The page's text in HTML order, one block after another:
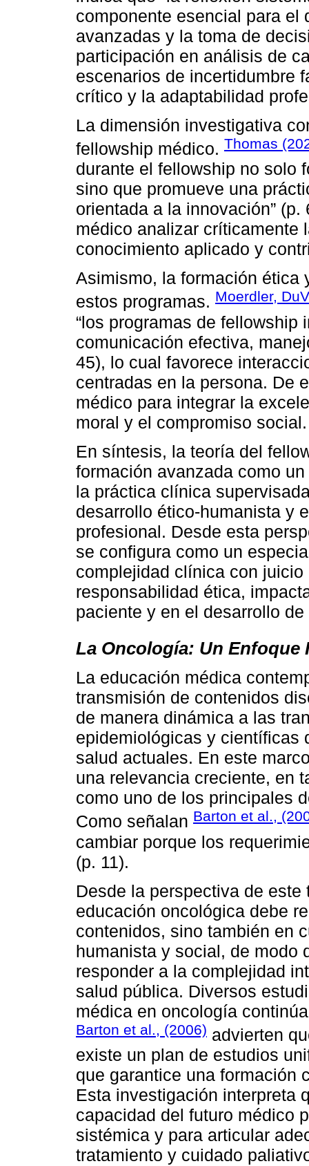
componente esencial para el
avanzadas y la toma de
participación en análisis de
escenarios de incertidumbre
crítico y la adaptabilidad
La dimensión investigativa
fellowship médico. Thomas
durante el fellowship no solo
sino que promueve una
orientada a la innovación”
médico analizar críticamente
conocimiento aplicado y
Asimismo, la formación ética
estos programas. Moerdler,
“los programas de
comunicación efectiva,
45), lo cual favorece
centradas en la persona. De
médico para integrar la
moral y el compromiso social.
En síntesis, la teoría del
formación avanzada como
la práctica clínica
desarrollo ético-humanista y
profesional. Desde esta
se configura como un
complejidad clínica con
responsabilidad ética,
paciente y en el desarrollo
La Oncología: Un Enfoque
La educación médica
transmisión de contenidos
de manera dinámica a las
epidemiológicas y científicas
salud actuales. En este
una relevancia creciente, en
como uno de los principales
Como señalan Barton et al.,
cambiar porque los
(p. 11).
Desde la perspectiva de
educación oncológica debe
contenidos, sino también en
humanista y social, de modo
responder a la complejidad
salud pública. Diversos
médica en oncología
Barton et al., (2006) advierten
existe un plan de estudios
que garantice una formación
Esta investigación interpreta
capacidad del futuro médico
sistémica y para articular
tratamiento y cuidado